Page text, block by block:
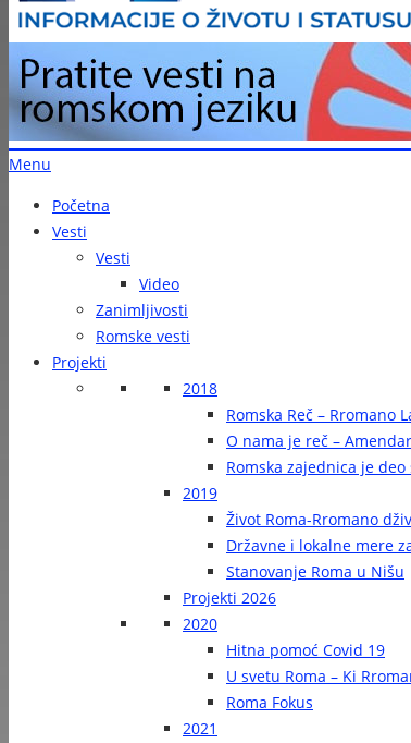
Menu
Početna
Vesti
Vesti
Video
Zanimljivosti
Romske vesti
Projekti
2018
Romska Reč – Rromano
O nama je reč –
Romska zajednica je
2019
Život Roma-Rromano
Državne i lokalne mere
Stanovanje Roma u Nišu
Projekti 2026
2020
Hitna pomoć Covid 19
U svetu Roma – Ki
Roma Fokus
2021